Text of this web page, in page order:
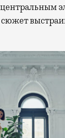
центральным